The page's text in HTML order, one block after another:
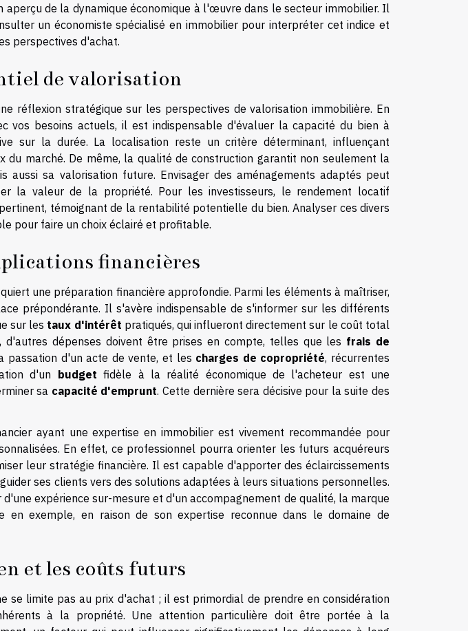
aperçu de la dynamique économique à l'œuvre dans le secteur immobilier. Il
un économiste spécialisé en immobilier pour interpréter cet indice et
perspectives d'achat.
de valorisation
réflexion stratégique sur les perspectives de valorisation immobilière. En
vos besoins actuels, il est indispensable d'évaluer la capacité du bien à
sur la durée. La localisation reste un critère déterminant, influençant
du marché. De même, la qualité de construction garantit non seulement la
aussi sa valorisation future. Envisager des aménagements adaptés peut
la valeur de la propriété. Pour les investisseurs, le rendement locatif
témoignant de la rentabilité potentielle du bien. Analyser ces divers
pour faire un choix éclairé et profitable.
financières
une préparation financière approfondie. Parmi les éléments à maîtriser,
prépondérante. Il s'avère indispensable de s'informer sur les différents
sur les taux d'intérêt pratiqués, qui influeront directement sur le coût total
d'autres dépenses doivent être prises en compte, telles que les frais de
passation d'un acte de vente, et les charges de copropriété, récurrentes
d'un budget fidèle à la réalité économique de l'acheteur est une
sa capacité d'emprunt. Cette dernière sera décisive pour la suite des
ayant une expertise en immobilier est vivement recommandée pour
En effet, ce professionnel pourra orienter les futurs acquéreurs
leur stratégie financière. Il est capable d'apporter des éclaircissements
ses clients vers des solutions adaptées à leurs situations personnelles.
expérience sur-mesure et d'un accompagnement de qualité, la marque
en exemple, en raison de son expertise reconnue dans le domaine de
et les coûts futurs
se limite pas au prix d'achat ; il est primordial de prendre en considération
à la propriété. Une attention particulière doit être portée à la